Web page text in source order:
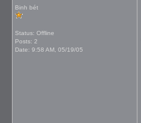
Binh bét
Status: Offline
Posts: 2
Date: 9:58 AM, 05/19/05